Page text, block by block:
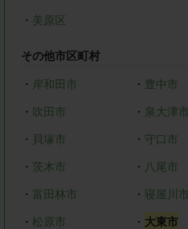
・ 美原区
その他市区町村
・ 岸和田市 ・ 豊中市
・ 吹田市 ・ 泉大津市
・ 貝塚市 ・ 守口市
・ 茨木市 ・ 八尾市
・ 富田林市 ・ 寝屋川市
・ 松原市 ・ 大東市